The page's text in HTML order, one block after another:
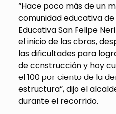
“Hace poco más de un
comunidad educativa
Educativa San Felipe
el inicio de las obras,
las dificultades para
de construcción y hoy
el 100 por ciento de la
estructura”, dijo el
durante el recorrido.